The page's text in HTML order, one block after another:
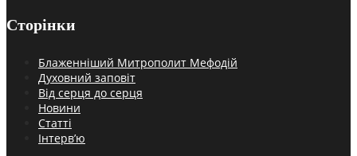
Сторінки
Блаженніший Митрополит Мефодій
Духовний заповіт
Від серця до серця
Новини
Статті
Інтерв’ю